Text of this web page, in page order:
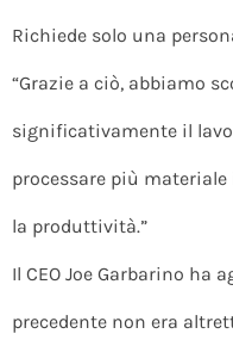
Richiede solo una
“Grazie a ciò, abbiamo
significativamente il
processare più
la produttività.”
Il CEO Joe Garbarino ha
precedente non era